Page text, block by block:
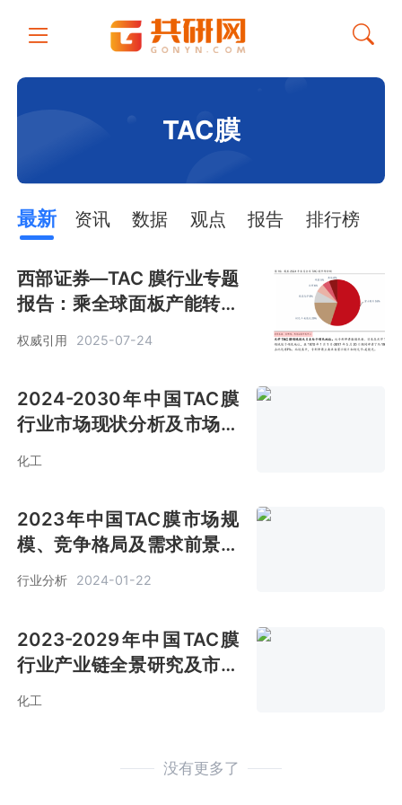
TAC膜
最新 资讯 数据 观点 报告 排行榜
西部证券—TAC 膜行业专题
报告：乘全球面板产能转移
之风，TAC膜国产替代正当
时
权威引用 2025-07-24
2024-2030年中国TAC膜
行业市场现状分析及市场前
化工
2023年中国TAC膜市场规
模、竞争格局及需求前景分
析[图]
行业分析 2024-01-22
2023-2029年中国TAC膜
行业产业链全景研究及市场
化工
没有更多了